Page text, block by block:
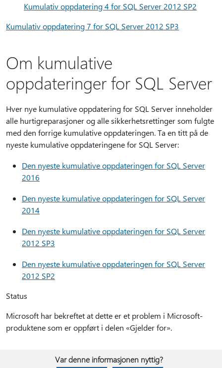
Kumulativ oppdatering 4 for SQL Server 2012 SP2
Kumulativ oppdatering 7 for SQL Server 2012 SP3
Om kumulative
oppdateringer for SQL Server
Hver nye kumulative oppdatering for SQL Server inneholder
alle hurtigreparasjoner og alle sikkerhetsrettinger som fulgte
med den forrige kumulative oppdateringen. Ta en titt på de
nyeste kumulative oppdateringene for SQL Server:
Den nyeste kumulative oppdateringen for SQL Server
2016
Den nyeste kumulative oppdateringen for SQL Server
2014
Den nyeste kumulative oppdateringen for SQL Server
2012 SP3
Den nyeste kumulative oppdateringen for SQL Server
2012 SP2
Status
Microsoft har bekreftet at dette er et problem i Microsoft-
produktene som er oppført i delen «Gjelder for».
Var denne informasjonen nyttig?